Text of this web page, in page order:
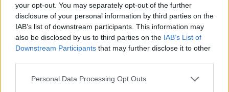
your opt-out. You may separately opt-out of the further
disclosure of your personal information by third parties on the
IAB’s list of downstream participants. This information may
also be disclosed by us to third parties on the IAB’s List of
Downstream Participants that may further disclose it to other
Please note that this website/app uses one or more Google
Personal Data Processing Opt Outs